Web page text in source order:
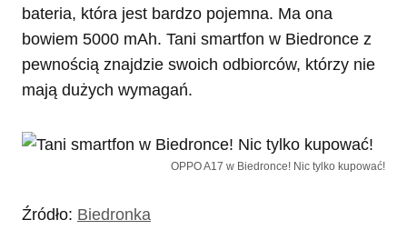
bateria, która jest bardzo pojemna. Ma ona
bowiem 5000 mAh. Tani smartfon w Biedronce z
pewnością znajdzie swoich odbiorców, którzy nie
mają dużych wymagań.
OPPO A17 w Biedronce! Nic tylko kupować!
Źródło: Biedronka